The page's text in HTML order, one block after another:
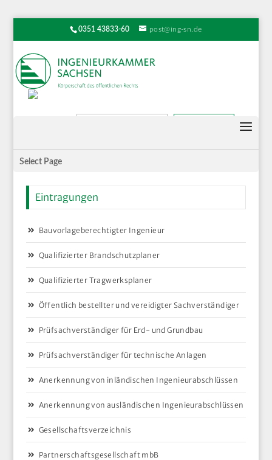
0351 43833-60 post@ing-sn.de
Select Page
Eintragungen
Bauvorlageberechtigter Ingenieur
Qualifizierter Brandschutzplaner
Qualifizierter Tragwerksplaner
Öffentlich bestellter und vereidigter Sachverständiger
Prüfsachverständiger für Erd- und Grundbau
Prüfsachverständiger für technische Anlagen
Anerkennung von inländischen Ingenieurabschlüssen
Anerkennung von ausländischen Ingenieurabschlüssen
Gesellschaftsverzeichnis
Partnerschaftsgesellschaft mbB